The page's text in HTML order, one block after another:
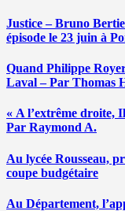
Justice – Bruno
épisode le 23 juin à
Quand Philippe
Laval – Par Thomas
« A l’extrême droite,
Par Raymond A.
Au lycée Rousseau,
coupe budgétaire
Au Département,